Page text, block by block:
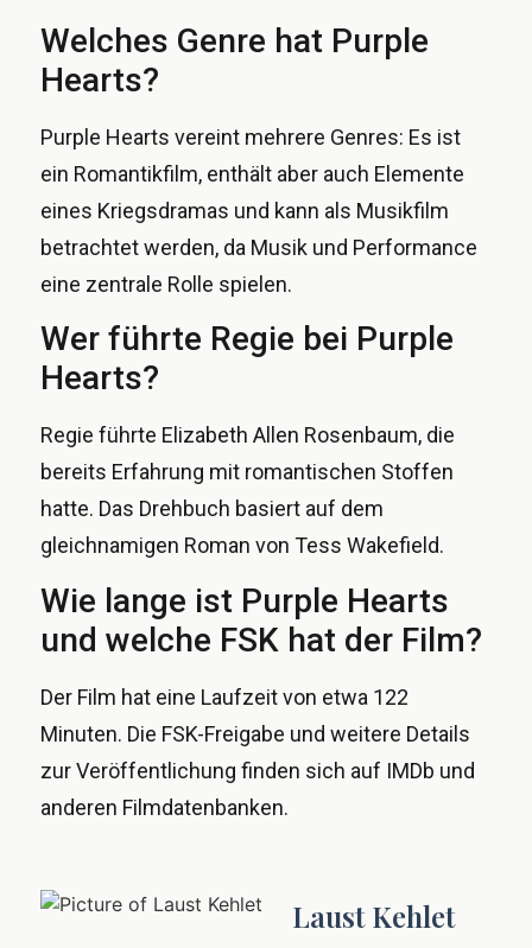
Welches Genre hat Purple
Hearts?
Purple Hearts vereint mehrere Genres: Es ist
ein Romantikfilm, enthält aber auch Elemente
eines Kriegsdramas und kann als Musikfilm
betrachtet werden, da Musik und Performance
eine zentrale Rolle spielen.
Wer führte Regie bei Purple
Hearts?
Regie führte Elizabeth Allen Rosenbaum, die
bereits Erfahrung mit romantischen Stoffen
hatte. Das Drehbuch basiert auf dem
gleichnamigen Roman von Tess Wakefield.
Wie lange ist Purple Hearts
und welche FSK hat der Film?
Der Film hat eine Laufzeit von etwa 122
Minuten. Die FSK-Freigabe und weitere Details
zur Veröffentlichung finden sich auf IMDb und
anderen Filmdatenbanken.
Laust Kehlet